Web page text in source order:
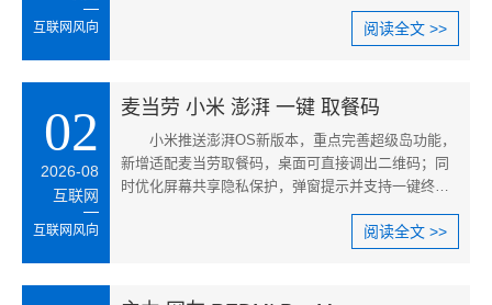
互联网风向 阅读全文 >>
02
2026-08
互联网
互联网风向
麦当劳 小米 澎湃 一键 取餐码
小米推送澎湃OS新版本，重点完善超级岛功能，
新增适配麦当劳取餐码，桌面可直接调出二维码；同
时优化屏幕共享隐私保护，弹窗提示并支持一键终
阅读全文 >>